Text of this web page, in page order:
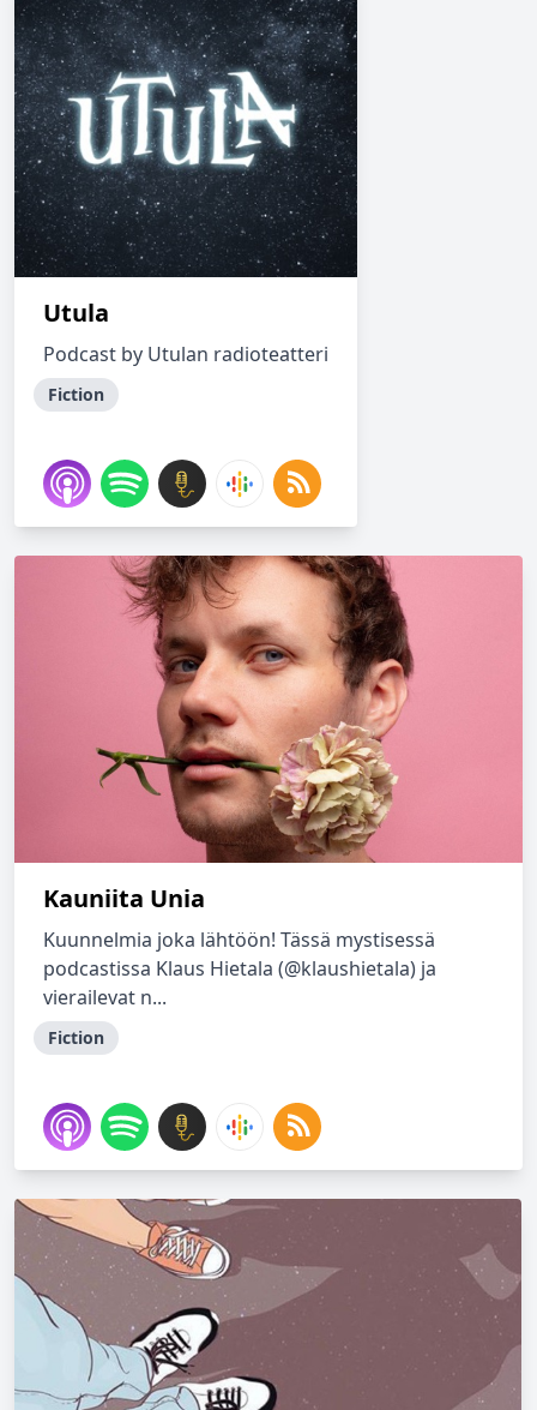
Utula
Podcast by Utulan radioteatteri
Fiction
Kauniita Unia
Kuunnelmia joka lähtöön! Tässä mystisessä
podcastissa Klaus Hietala (@klaushietala) ja
vierailevat n...
Fiction